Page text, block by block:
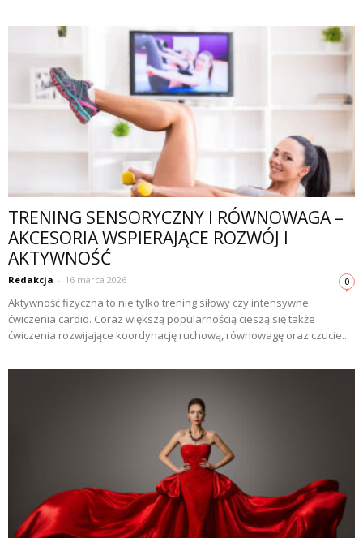
TRENING SENSORYCZNY I RÓWNOWAGA –
AKCESORIA WSPIERAJĄCE ROZWÓJ I
AKTYWNOŚĆ
Redakcja - 16 marca 2026 0
Aktywność fizyczna to nie tylko trening siłowy czy intensywne
ćwiczenia cardio. Coraz większą popularnością cieszą się także
ćwiczenia rozwijające koordynację ruchową, równowagę oraz czucie...